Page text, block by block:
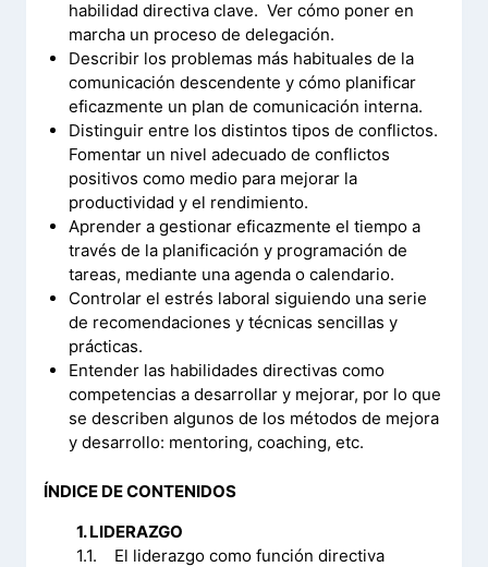
habilidad directiva clave. Ver cómo poner en
marcha un proceso de delegación.
Describir los problemas más habituales de la
comunicación descendente y cómo planificar
eficazmente un plan de comunicación interna.
Distinguir entre los distintos tipos de conflictos.
Fomentar un nivel adecuado de conflictos
positivos como medio para mejorar la
productividad y el rendimiento.
Aprender a gestionar eficazmente el tiempo a
través de la planificación y programación de
tareas, mediante una agenda o calendario.
Controlar el estrés laboral siguiendo una serie
de recomendaciones y técnicas sencillas y
prácticas.
Entender las habilidades directivas como
competencias a desarrollar y mejorar, por lo que
se describen algunos de los métodos de mejora
y desarrollo: mentoring, coaching, etc.
ÍNDICE DE CONTENIDOS
1. LIDERAZGO
1.1. El liderazgo como función directiva